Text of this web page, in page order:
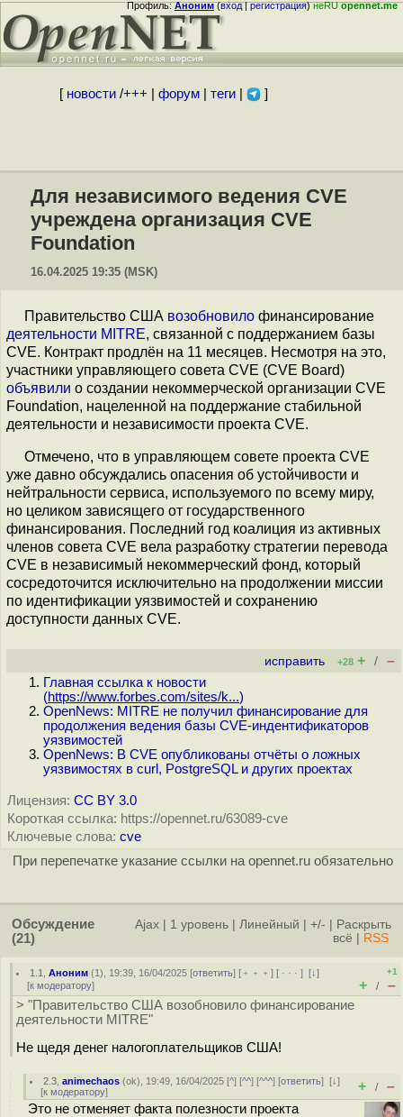
Профиль:Аноним(вход|регистрация)неRUopennet.me
[ новости/+++ форум| теги| ]
Для независимого ведения CVE
учреждена организация CVE
Foundation
16.04.2025 19:35 (MSK)
Правительство США возобновило финансирование
деятельности MITRE, связанной с поддержанием базы
CVE. Контракт продлён на 11 месяцев. Несмотря на это,
участники управляющего совета CVE (CVE Board)
объявили о создании некоммерческой организации CVE
Foundation, нацеленной на поддержание стабильной
деятельности и независимости проекта CVE.
Отмечено, что в управляющем совете проекта CVE
уже давно обсуждались опасения об устойчивости и
нейтральности сервиса, используемого по всему миру,
но целиком зависящего от государственного
финансирования. Последний год коалиция из активных
членов совета CVE вела разработку стратегии перевода
CVE в независимый некоммерческий фонд, который
сосредоточится исключительно на продолжении миссии
по идентификации уязвимостей и сохранению
доступности данных CVE.
исправить +28 + / –
Главная ссылка к новости
(https://www.forbes.com/sites/k...)
OpenNews: MITRE не получил финансирование для
продолжения ведения базы CVE-индентификаторов
уязвимостей
OpenNews: В CVE опубликованы отчёты о ложных
уязвимостях в curl, PostgreSQL и других проектах
Лицензия: CC BY 3.0
Короткая ссылка: https://opennet.ru/63089-cve
Ключевые слова: cve
При перепечатке указание ссылки на opennet.ru обязательно
Обсуждение
(21)
Ajax 1 уровень Линейный +/-
Раскрыть
всё
RSS
1.1 ,Аноним (1), 19:39, 16/04/2025 [ответить] [ ﹢﹢﹢] [ · · ·][↓]
[к модератору]
+1
+ / –
> "Правительство США возобновило финансирование
деятельности MITRE"
Не щедя денег налогоплательщиков США!
2.3 ,animechaos (ok), 19:49, 16/04/2025 [^] [^^] [^^^] [ответить][↓]
[к модератору] + / –
Это не отменяет факта полезности проекта